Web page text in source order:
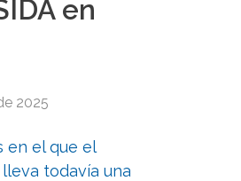
en
2025
en el que el
todavía una